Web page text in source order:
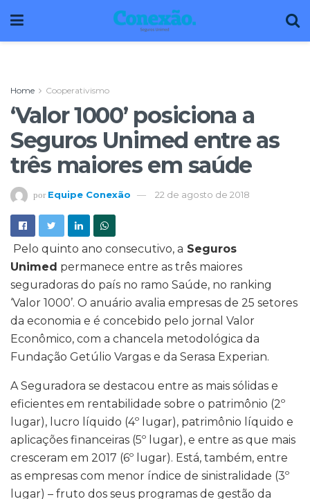
Home Cooperativismo
‘Valor 1000’ posiciona a
Seguros Unimed entre as
três maiores em saúde
por Equipe Conexão 22 de agosto de 2018
Pelo quinto ano consecutivo, a Seguros
Unimed permanece entre as três maiores
seguradoras do país no ramo Saúde, no ranking
‘Valor 1000’. O anuário avalia empresas de 25 setores
da economia e é concebido pelo jornal Valor
Econômico, com a chancela metodológica da
Fundação Getúlio Vargas e da Serasa Experian.
A Seguradora se destacou entre as mais sólidas e
eficientes em rentabilidade sobre o patrimônio (2º
lugar), lucro líquido (4º lugar), patrimônio líquido e
aplicações financeiras (5º lugar), e entre as que mais
cresceram em 2017 (6º lugar). Está, também, entre
as empresas com menor índice de sinistralidade (3º
lugar) – fruto dos seus programas de gestão da